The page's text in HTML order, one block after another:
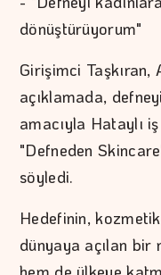
dönüştürüyorum"
Girişimci Taşkıran,
açıklamada,
amacıyla Hataylı
"Defneden
söyledi.
Hedefinin,
dünyaya açılan bir